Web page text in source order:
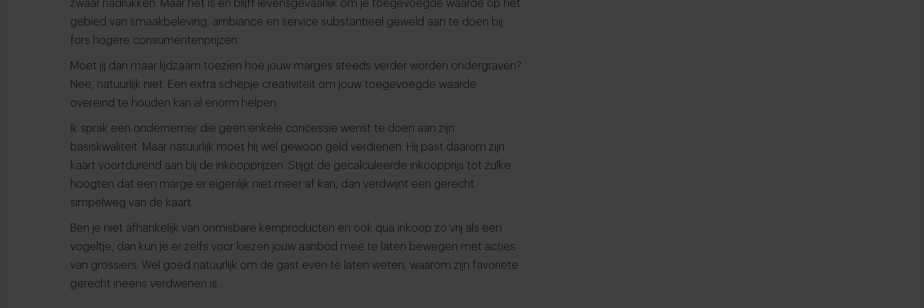
zwaar nadrukken. Maar het is en blijft levensgevaarlijk om je toegevoegde waarde op het
gebied van smaakbeleving, ambiance en service substantieel geweld aan te doen bij
fors hogere consumentenprijzen.
Moet jij dan maar lijdzaam toezien hoe jouw marges steeds verder worden ondergraven?
Nee, natuurlijk niet. Een extra schepje creativiteit om jouw toegevoegde waarde
overeind te houden kan al enorm helpen.
Ik sprak een ondernemer die geen enkele concessie wenst te doen aan zijn
basiskwaliteit. Maar natuurlijk moet hij wel gewoon geld verdienen. Hij past daarom zijn
kaart voortdurend aan bij de inkoopprijzen. Stijgt de gecalculeerde inkoopprijs tot zulke
hoogten dat een marge er eigenlijk niet meer af kan, dan verdwijnt een gerecht
simpelweg van de kaart.
Ben je niet afhankelijk van onmisbare kernproducten en ook qua inkoop zo vrij als een
vogeltje, dan kun je er zelfs voor kiezen jouw aanbod mee te laten bewegen met acties
van grossiers. Wel goed natuurlijk om de gast even te laten weten, waarom zijn favoriete
gerecht ineens verdwenen is...